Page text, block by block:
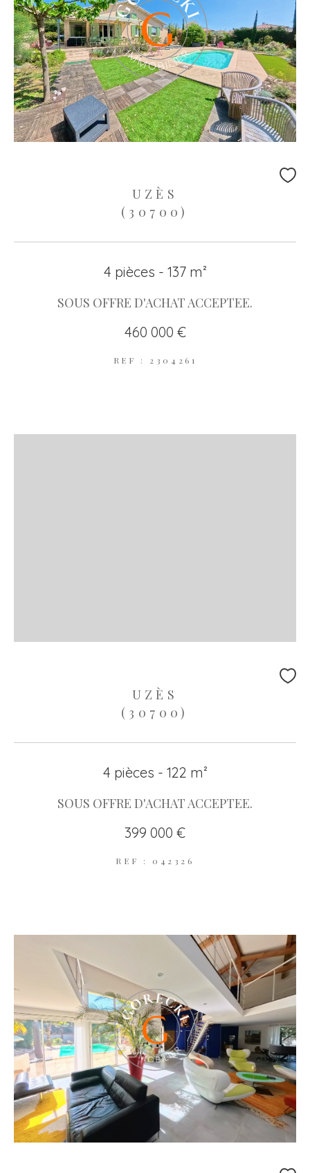
UZÈS
(30700)
4 pièces - 137 m²
SOUS OFFRE D'ACHAT ACCEPTEE.
460 000 €
REF : 2304261
UZÈS
(30700)
4 pièces - 122 m²
SOUS OFFRE D'ACHAT ACCEPTEE.
399 000 €
REF : 042326